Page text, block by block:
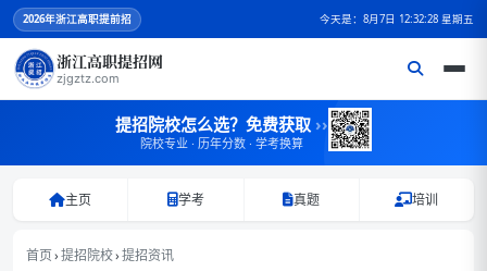
2026年浙江高职提前招 今天是：8月7日 12:32:28 星期五
浙江高职提招网
zjgztz.com
提招院校怎么选？免费获取 ››
院校专业 · 历年分数 · 学考换算
主页 学考 真题 培训
首页›提招院校›提招资讯